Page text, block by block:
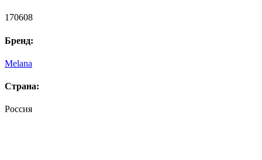
170608
Бренд:
Melana
Страна:
Россия